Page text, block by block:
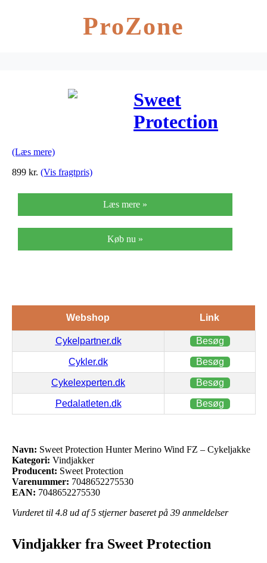
ProZone
Sweet
Protection
FZ –
Cykeljakke
(Læs mere)
899 kr. (Vis fragtpris)
Læs mere »
Køb nu »
Webshop Link
Cykelpartner.dk Besøg
Cykler.dk Besøg
Cykelexperten.dk Besøg
Pedalatleten.dk Besøg
Navn: Sweet Protection Hunter Merino Wind FZ – Cykeljakke
Kategori: Vindjakker
Producent: Sweet Protection
Varenummer: 7048652275530
EAN: 7048652275530
Vurderet til 4.8 ud af 5 stjerner baseret på 39 anmeldelser
Vindjakker fra Sweet Protection